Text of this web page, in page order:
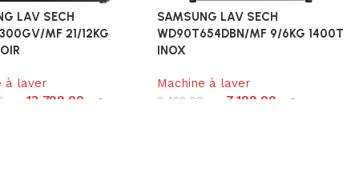
LAV SECH
MF 21/12KG
à laver
د.م. 13,799.00
SAMSUNG LAV SECH
WD90T654DBN/MF 9/6KG 1400T
INOX
Machine à laver
9,499.00 د.م. 7,199.00